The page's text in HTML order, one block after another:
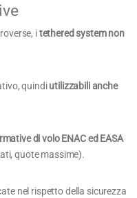
itethered system non
quindiutilizzabili anche
di volo ENAC ed EASA
quote massime).
nel rispetto della sicurezza